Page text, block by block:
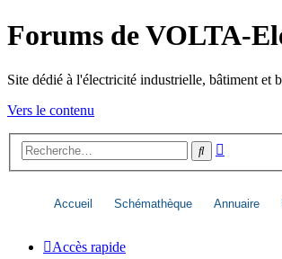
Forums de VOLTA-
Site dédié à l'électricité industrielle, bâtiment et
Vers le contenu
Rechercher
Accueil Schémathèque Annuaire
Accès rapide